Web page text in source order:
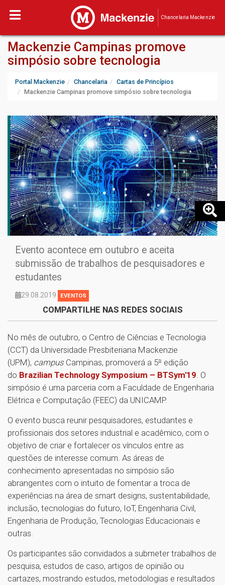
Chancelaria Mackenzie
Mackenzie Campinas promove
simpósio sobre tecnologia
Portal Mackenzie Chancelaria
Cartas de Princípios
Mackenzie Campinas promove simpósio sobre tecnologia
Evento acontece em outubro e aceita
submissão de trabalhos de pesquisadores e
estudantes
29.08.2019 EVENTOS
COMPARTILHE NAS REDES SOCIAIS
No mês de outubro, o Centro de Ciências e Tecnologia
(CCT) da Universidade Presbiteriana Mackenzie
(UPM), campus Campinas, promoverá a 5ª edição
do Brazilian Technology Symposium – BTSym'19 . O
simpósio é uma parceria com a Faculdade de Engenharia
Elétrica e Computação (FEEC) da UNICAMP.
O evento busca reunir pesquisadores, estudantes e
profissionais dos setores industrial e acadêmico, com o
objetivo de criar e fortalecer os vínculos entre as
questões de interesse comum. As áreas de
conhecimento apresentadas no simpósio são
abrangentes com o intuito de fomentar a troca de
experiências na área de smart designs, sustentabilidade,
inclusão, tecnologias do futuro, IoT, Engenharia Civil,
Engenharia de Produção, Tecnologias Educacionais e
outras.
Os participantes são convidados a submeter trabalhos de
pesquisa, estudos de caso, artigos de opinião ou
cartazes, mostrando estudos, metodologias e resultados